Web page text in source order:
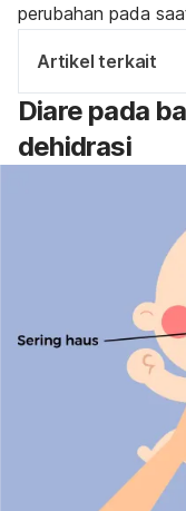
perubahan pada
Artikel terkait
Diare pada
dehidrasi